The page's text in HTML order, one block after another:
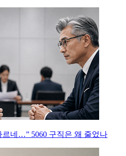
르네…” 5060 구직은 왜 줄었나